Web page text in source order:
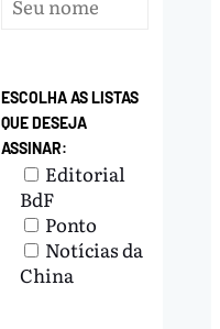
ESCOLHA AS LISTAS
QUE DESEJA
ASSINAR:
Editorial
BdF
Ponto
Notícias da
China